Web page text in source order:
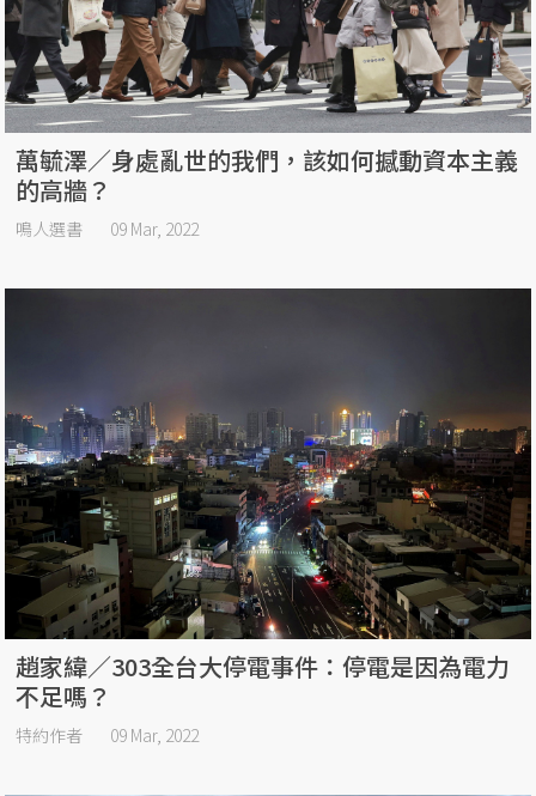
萬毓澤／身處亂世的我們，該如何撼動資本主義
的高牆？
鳴人選書 09 Mar, 2022
趙家緯／303全台大停電事件：停電是因為電力
不足嗎？
特約作者 09 Mar, 2022